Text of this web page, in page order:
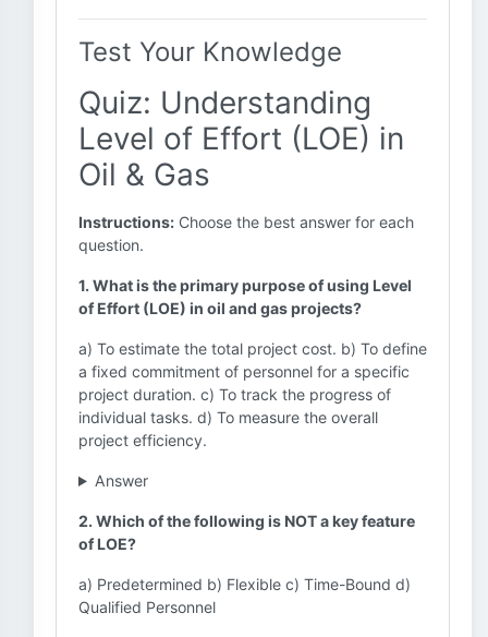
Test Your Knowledge
Quiz: Understanding
Level of Effort (LOE) in
Oil & Gas
Instructions: Choose the best answer for each
question.
1. What is the primary purpose of using Level
of Effort (LOE) in oil and gas projects?
a) To estimate the total project cost. b) To define
a fixed commitment of personnel for a specific
project duration. c) To track the progress of
individual tasks. d) To measure the overall
project efficiency.
Answer
2. Which of the following is NOT a key feature
of LOE?
a) Predetermined b) Flexible c) Time-Bound d)
Qualified Personnel